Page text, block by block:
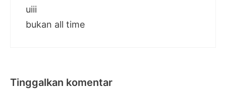
uiii
bukan all time
Tinggalkan komentar